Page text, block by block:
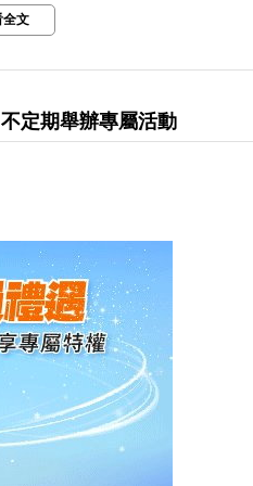
全文
定期舉辦專屬活動